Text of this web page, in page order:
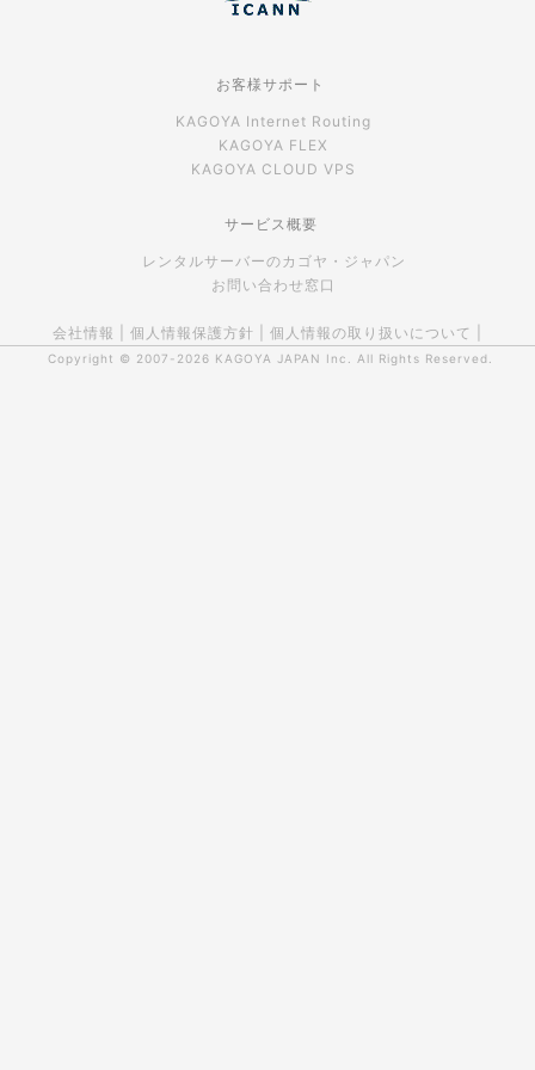
お客様サポート
KAGOYA Internet Routing
KAGOYA FLEX
KAGOYA CLOUD VPS
サービス概要
レンタルサーバーのカゴヤ・ジャパン
お問い合わせ窓口
会社情報 個人情報保護方針 個人情報の取り扱いについて
Copyright © 2007-2026 KAGOYA JAPAN Inc. All Rights Reserved.